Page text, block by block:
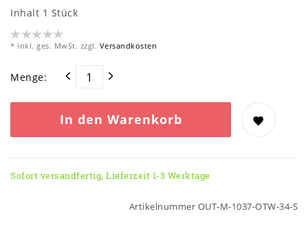
Inhalt 1 Stück
* inkl. ges. MwSt. zzgl. Versandkosten
Menge:
In den Warenkorb
Sofort versandfertig, Lieferzeit 1-3 Werktage
Artikelnummer OUT-M-1037-OTW-34-S